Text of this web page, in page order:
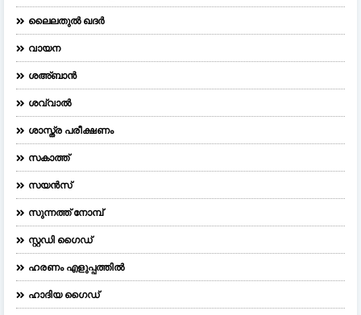
ലൈലതുല്‍ ഖദര്‍
വായന
ശഅ്ബാൻ
ശവ്വാൽ
ശാസ്ത്ര പരീക്ഷണം
സകാത്ത്
സയൻസ്
സുന്നത്ത് നോമ്പ്
സ്റ്റഡി ഗൈഡ്
ഹരണം എളുപ്പത്തിൽ
ഹാദിയ ഗൈഡ്